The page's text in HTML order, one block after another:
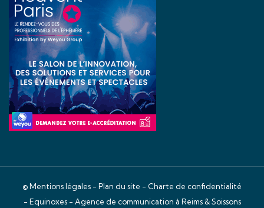
©Mentions légales - Plan du site - Charte de confidentialité
- Equinoxes - Agence de communication à Reims & Soissons